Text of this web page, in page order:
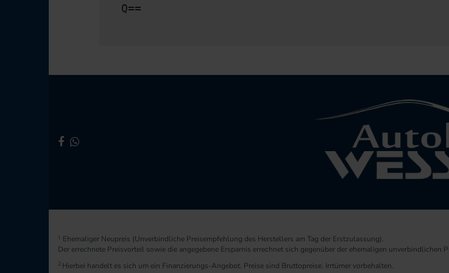
Q==
1 Ehemaliger Neupreis (Unverbindliche Preisempfehlung des Herstellers am Tag der Erstzulassung).
Der errechnete Preisvorteil sowie die angegebene Ersparnis errechnet sich gegenüber der ehemaligen
2 Hierbei handelt es sich um ein Finanzierungs-Angebot. Preise sind Bruttopreise. Irrtümer vorbehalten.